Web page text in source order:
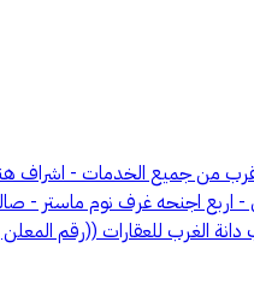
وتشطيب ممتاز مع استغلال المساحات مساحة الفيلا 450 م شارع عرض
غرف نوم ماستر - صالة